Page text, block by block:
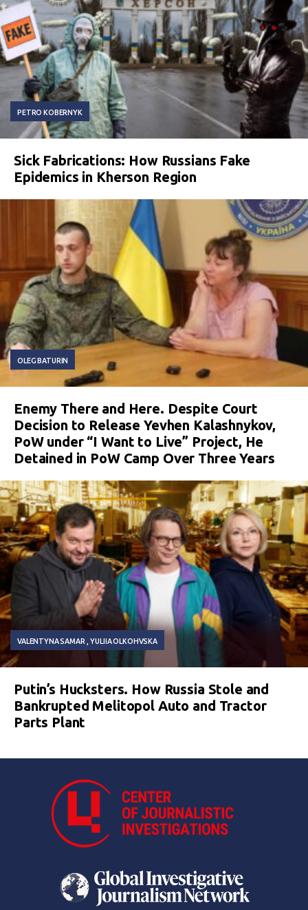
PETRO KOBERNYK
Sick Fabrications: How Russians Fake
Epidemics in Kherson Region
OLEG BATURIN
Enemy There and Here. Despite Court
Decision to Release Yevhen Kalashnykov,
PoW under “I Want to Live” Project, He
Detained in PoW Camp Over Three Years
VALENTYNA SAMAR YULIIA OLKOHVSKA
Putin’s Hucksters. How Russia Stole and
Bankrupted Melitopol Auto and Tractor
Parts Plant